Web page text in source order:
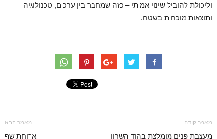
וליכולת להוביל שינוי אמיתי – כזה שמחבר בין ערכים, טכנולוגיה
ותוצאות מוכחות בשטח.
מאמר קודם
מעצבת פנים מומלצת בהוד השרון
מאמר הבא
ארוחת שף